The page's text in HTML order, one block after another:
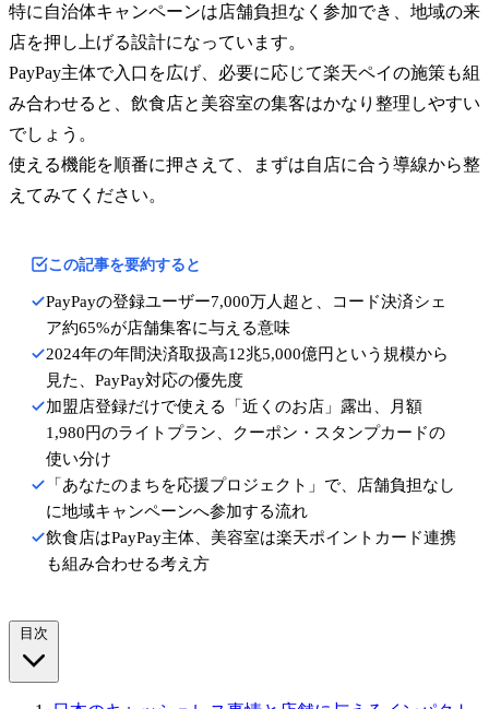
特に自治体キャンペーンは店舗負担なく参加でき、地域の来
店を押し上げる設計になっています。
PayPay主体で入口を広げ、必要に応じて楽天ペイの施策も組
み合わせると、飲食店と美容室の集客はかなり整理しやすい
でしょう。
使える機能を順番に押さえて、まずは自店に合う導線から整
えてみてください。
この記事を要約すると
PayPayの登録ユーザー7,000万人超と、コード決済シェ
ア約65%が店舗集客に与える意味
2024年の年間決済取扱高12兆5,000億円という規模から
見た、PayPay対応の優先度
加盟店登録だけで使える「近くのお店」露出、月額
1,980円のライトプラン、クーポン・スタンプカードの
使い分け
「あなたのまちを応援プロジェクト」で、店舗負担なし
に地域キャンペーンへ参加する流れ
飲食店はPayPay主体、美容室は楽天ポイントカード連携
も組み合わせる考え方